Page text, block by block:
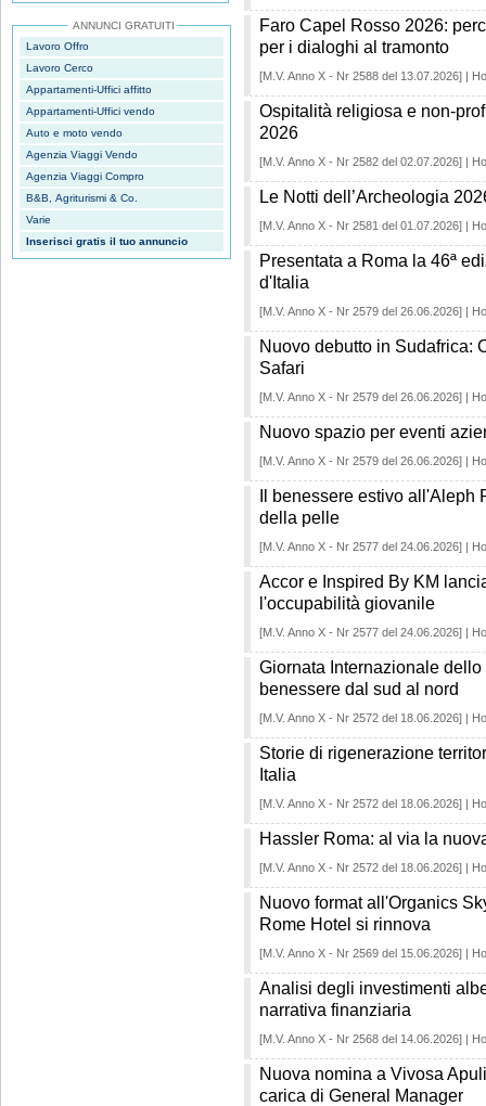
ANNUNCI GRATUITI
Lavoro Offro
Lavoro Cerco
Appartamenti-Uffici affitto
Appartamenti-Uffici vendo
Auto e moto vendo
Agenzia Viaggi Vendo
Agenzia Viaggi Compro
B&B, Agriturismi & Co.
Varie
Inserisci gratis il tuo annuncio
Faro Capel Rosso 2026:
per i dialoghi al tramonto
[M.V. Anno X - Nr 2588 del 13.07.2026] |
Ospitalità religiosa e non-
2026
[M.V. Anno X - Nr 2582 del 02.07.2026] |
Le Notti dell’Archeologia
[M.V. Anno X - Nr 2581 del 01.07.2026] |
Presentata a Roma la 46ª
d'Italia
[M.V. Anno X - Nr 2579 del 26.06.2026] |
Nuovo debutto in Sudafrica:
Safari
[M.V. Anno X - Nr 2579 del 26.06.2026] |
Nuovo spazio per eventi
[M.V. Anno X - Nr 2579 del 26.06.2026] |
Il benessere estivo all'Aleph
della pelle
[M.V. Anno X - Nr 2577 del 24.06.2026] |
Accor e Inspired By KM
l'occupabilità giovanile
[M.V. Anno X - Nr 2577 del 24.06.2026] |
Giornata Internazionale
benessere dal sud al nord
[M.V. Anno X - Nr 2572 del 18.06.2026] |
Storie di rigenerazione
Italia
[M.V. Anno X - Nr 2572 del 18.06.2026] |
Hassler Roma: al via la
[M.V. Anno X - Nr 2572 del 18.06.2026] |
Nuovo format all'Organics
Rome Hotel si rinnova
[M.V. Anno X - Nr 2569 del 15.06.2026] |
Analisi degli investimenti
narrativa finanziaria
[M.V. Anno X - Nr 2568 del 14.06.2026] |
Nuova nomina a Vivosa
carica di General Manager